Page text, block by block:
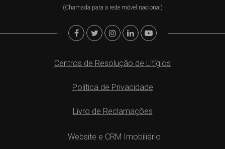
(Chamada para a rede móvel nacional)
Centros de Resolução de Litígios
Política de Privacidade
Livro de Reclamações
Website e CRM Imobiliário